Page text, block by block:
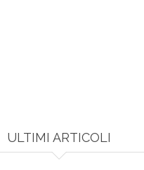
ULTIMI ARTICOLI